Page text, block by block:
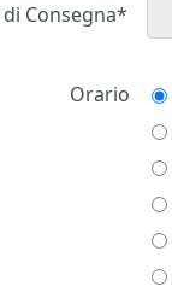
di Consegna*
Orario